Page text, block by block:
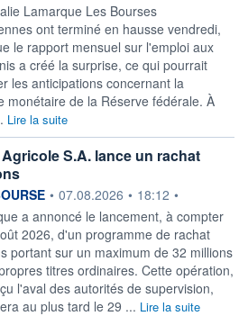
Lamarque Les Bourses
ont terminé en hausse vendredi,
le rapport mensuel sur l'emploi ‌aux
a créé la surprise, ce qui pourrait
les anticipations concernant la
monétaire de la Réserve fédérale. À
Lire la suite
S.A. lance un rachat
fournie par
• 07.08.2026 • 18:12 •
a annoncé le lancement, à compter
2026, d'un programme de rachat
portant sur un maximum de 32 millions
titres ordinaires. Cette opération,
l'aval des autorités de supervision,
au plus tard le 29 ... Lire la suite